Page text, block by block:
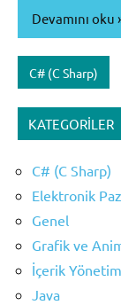
Devamını oku
C# (C Sharp)
KATEGORILER
C# (C Sharp)
Elektronik
Genel
Grafik ve
İçerik
Java